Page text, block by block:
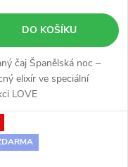
DO KOŠÍKU
čaj Španělská noc –
elixír ve speciální
LOVE